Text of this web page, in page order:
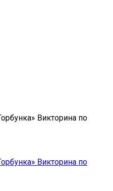
Викторина по
Викторина по